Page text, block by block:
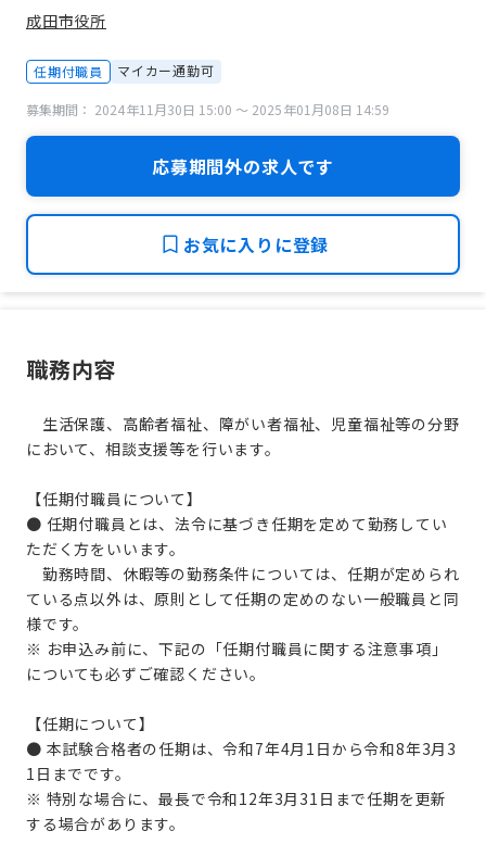
成田市役所
任期付職員 マイカー通勤可
募集期間： 2024年11月30日 15:00 〜 2025年01月08日 14:59
応募期間外の求人です
お気に入りに登録
職務内容
生活保護、高齢者福祉、障がい者福祉、児童福祉等の分野
において、相談支援等を行います。
【任期付職員について】
● 任期付職員とは、法令に基づき任期を定めて勤務してい
ただく方をいいます。
勤務時間、休暇等の勤務条件については、任期が定められ
ている点以外は、原則として任期の定めのない一般職員と同
様です。
※ お申込み前に、下記の「任期付職員に関する注意事項」
についても必ずご確認ください。
【任期について】
● 本試験合格者の任期は、令和7年4月1日から令和8年3月3
1日までです。
※ 特別な場合に、最長で令和12年3月31日まで任期を更新
する場合があります。